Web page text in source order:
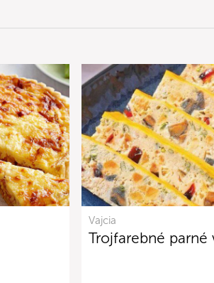
Vajcia
Trojfarebné parné